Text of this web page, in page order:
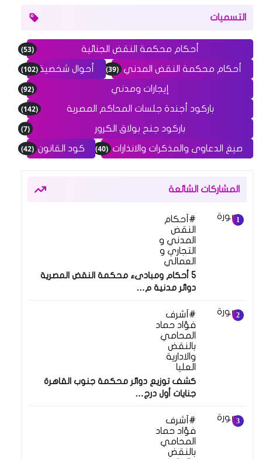
التسميات
أحكام محكمة النقض الجنائية (53)
أحكام محكمة النقض المدني (39) أحوال شخصية(102)
إيجارات ومدني (92)
باركود أجندة جلسات المحاكم المصرية (142)
باركود جنح بولاق الكرور (7)
صيغ الدعاوى والمذكرات والانذارات (40) كود القانون (42)
المشاركات الشائعة
أحكام
النقض
المدني و
التجاري و
العمالي
5 أحكام ومبادىء محكمة النقض المصرية
دوائر مدنية م…
أشرف
فؤاد حماد
المحامي
بالنقض
والادارية
العليا
كشف توزيع دوائر محكمة جنوب القاهرة
جنايات أول درج…
أشرف
فؤاد حماد
المحامي
بالنقض